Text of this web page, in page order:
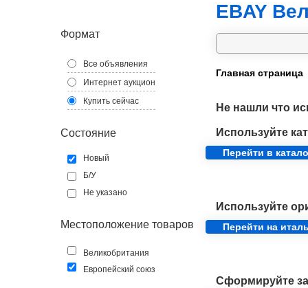
Формат
Все объявления
Интернет аукцион
Купить сейчас
Состояние
Новый
Б/У
Не указано
Местоположение товаров
Великобритания
Европейский союз
EBAY
Главная страница
Не нашли что
Используйте
Перейти в
Используйте
Перейти на
Сформируйте